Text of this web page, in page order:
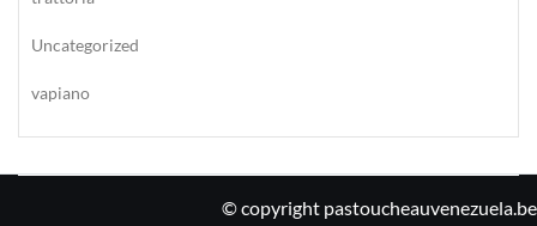
Uncategorized
vapiano
© copyright pastoucheauvenezuela.be